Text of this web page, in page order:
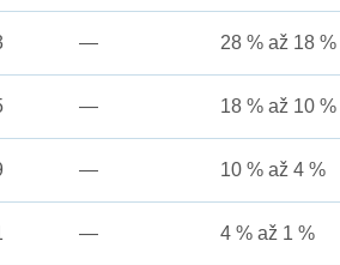
— 28 % až 18 %
— 18 % až 10 %
— 10 % až 4 %
— 4 % až 1 %